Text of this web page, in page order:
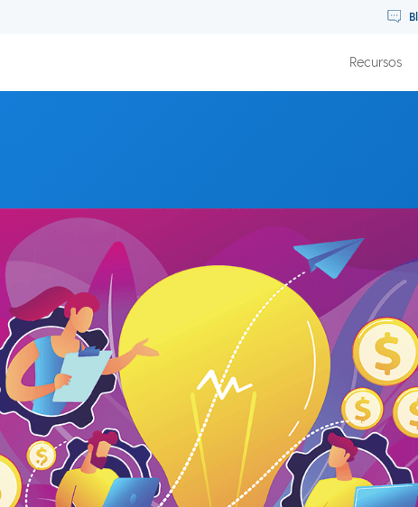
Recursos
ao seu negócio com Clair Whitmer